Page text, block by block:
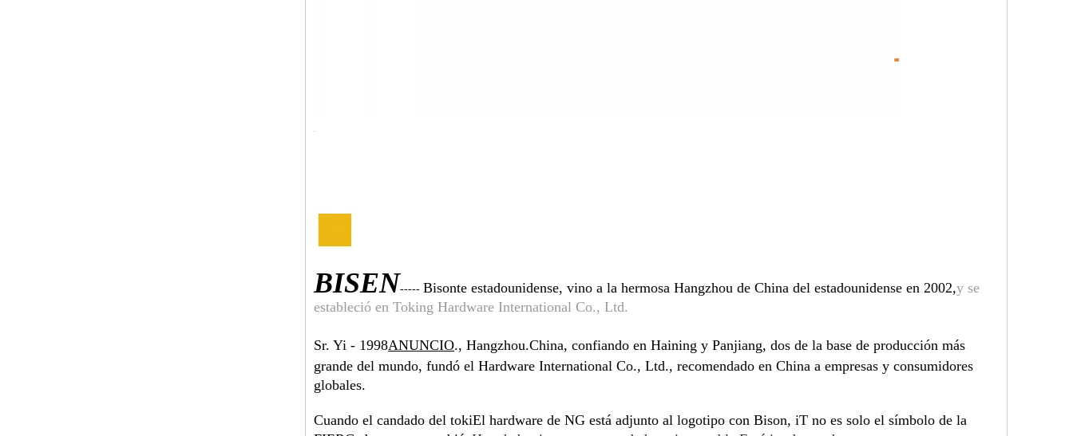
BISEN----- Bisonte estadounidense, vino a la hermosa Hangzhou de China del estadounidense en 2002,y se
estableció en Toking Hardware International Co., Ltd.
Sr. Yi - 1998ANUNCIO., Hangzhou.China, confiando en Haining y Panjiang, dos de la base de producción más
grande del mundo, fundó el Hardware International Co., Ltd., recomendado en China a empresas y consumidores
globales.
Cuando el candado del tokiEl hardware de NG está adjunto al logotipo con Bison, iT no es solo el símbolo de la